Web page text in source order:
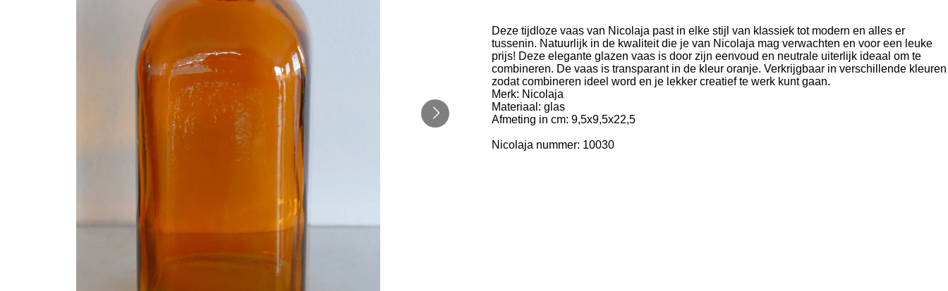
Deze tijdloze vaas van Nicolaja past in elke stijl van klassiek tot modern en alles er
tussenin. Natuurlijk in de kwaliteit die je van Nicolaja mag verwachten en voor een leuke
prijs! Deze elegante glazen vaas is door zijn eenvoud en neutrale uiterlijk ideaal om te
combineren. De vaas is transparant in de kleur oranje. Verkrijgbaar in verschillende kleuren
zodat combineren ideel word en je lekker creatief te werk kunt gaan.
Merk: Nicolaja
Materiaal: glas
Afmeting in cm: 9,5x9,5x22,5
Nicolaja nummer: 10030